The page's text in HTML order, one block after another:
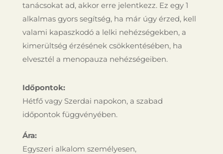
tanácsokat ad, akkor erre jelentkezz. Ez egy 1
alkalmas gyors segítség, ha már úgy érzed, kell
valami kapaszkodó a lelki nehézségekben, a
kimerültség érzésének csökkentésében, ha
elvesztél a menopauza nehézségeiben.
Időpontok:
Hétfő vagy Szerdai napokon, a szabad
időpontok függvényében.
Ára:
Egyszeri alkalom személyesen,